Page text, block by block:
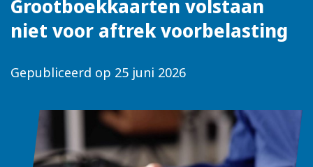
Grootboekkaarten volstaan
niet voor aftrek voorbelasting
Gepubliceerd op 25 juni 2026